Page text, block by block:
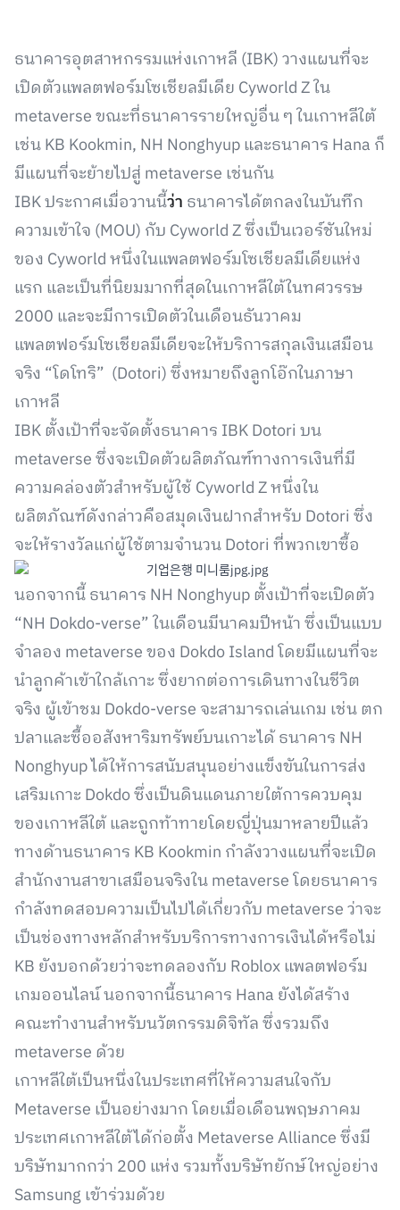
ธนาคารอุตสาหกรรมแห่งเกาหลี (IBK) วางแผนที่จะ
เปิดตัวแพลตฟอร์มโซเชียลมีเดีย Cyworld Z ใน
metaverse ขณะที่ธนาคารรายใหญ่อื่น ๆ ในเกาหลีใต้
เช่น KB Kookmin, NH Nonghyup และธนาคาร Hana ก็
มีแผนที่จะย้ายไปสู่ ​​metaverse เช่นกัน
IBK ประกาศเมื่อวานนี้ว่า ธนาคารได้ตกลงในบันทึก
ความเข้าใจ (MOU) กับ Cyworld Z ซึ่งเป็นเวอร์ชันใหม่
ของ Cyworld หนึ่งในแพลตฟอร์มโซเชียลมีเดียแห่ง
แรก และเป็นที่นิยมมากที่สุดในเกาหลีใต้ในทศวรรษ
2000 และจะมีการเปิดตัวในเดือนธันวาคม
แพลตฟอร์มโซเชียลมีเดียจะให้บริการสกุลเงินเสมือน
จริง “โดโทริ” (Dotori) ซึ่งหมายถึงลูกโอ๊กในภาษา
เกาหลี
IBK ตั้งเป้าที่จะจัดตั้งธนาคาร IBK Dotori บน
metaverse ซึ่งจะเปิดตัวผลิตภัณฑ์ทางการเงินที่มี
ความคล่องตัวสำหรับผู้ใช้ Cyworld Z หนึ่งใน
ผลิตภัณฑ์ดังกล่าวคือสมุดเงินฝากสำหรับ Dotori ซึ่ง
จะให้รางวัลแก่ผู้ใช้ตามจำนวน Dotori ที่พวกเขาซื้อ
นอกจากนี้ ธนาคาร NH Nonghyup ตั้งเป้าที่จะเปิดตัว
“NH Dokdo-verse” ในเดือนมีนาคมปีหน้า ซึ่งเป็นแบบ
จำลอง metaverse ของ Dokdo Island โดยมีแผนที่จะ
นำลูกค้าเข้าใกล้เกาะ ซึ่งยากต่อการเดินทางในชีวิต
จริง ผู้เข้าชม Dokdo-verse จะสามารถเล่นเกม เช่น ตก
ปลาและซื้ออสังหาริมทรัพย์บนเกาะได้ ธนาคาร NH
Nonghyup ได้ให้การสนับสนุนอย่างแข็งขันในการส่ง
เสริมเกาะ Dokdo ซึ่งเป็นดินแดนภายใต้การควบคุม
ของเกาหลีใต้ และถูกท้าทายโดยญี่ปุ่นมาหลายปีแล้ว
ทางด้านธนาคาร KB Kookmin กำลังวางแผนที่จะเปิด
สำนักงานสาขาเสมือนจริงใน metaverse โดยธนาคาร
กำลังทดสอบความเป็นไปได้เกี่ยวกับ metaverse ว่าจะ
เป็นช่องทางหลักสำหรับบริการทางการเงินได้หรือไม่
KB ยังบอกด้วยว่าจะทดลองกับ Roblox แพลตฟอร์ม
เกมออนไลน์ นอกจากนี้ธนาคาร Hana ยังได้สร้าง
คณะทำงานสำหรับนวัตกรรมดิจิทัล ซึ่งรวมถึง
metaverse ด้วย
เกาหลีใต้เป็นหนึ่งในประเทศที่ให้ความสนใจกับ
Metaverse เป็นอย่างมาก โดยเมื่อเดือนพฤษภาคม
ประเทศเกาหลีใต้ได้ก่อตั้ง Metaverse Alliance ซึ่งมี
บริษัทมากกว่า 200 แห่ง รวมทั้งบริษัทยักษ์ใหญ่อย่าง
Samsung เข้าร่วมด้วย